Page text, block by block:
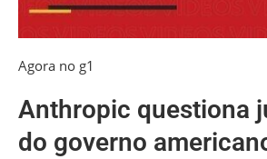
Agora no g1
Anthropic questiona
do governo